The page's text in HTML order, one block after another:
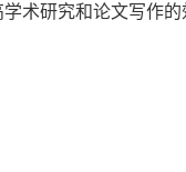
术研究和论文写作的